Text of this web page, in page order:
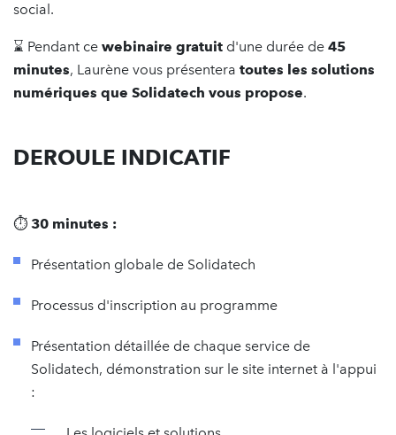
social.
⌛️ Pendant ce webinaire gratuit d'une durée de 45
minutes, Laurène vous présentera toutes les solutions
numériques que Solidatech vous propose.
DEROULE INDICATIF
⏱ 30 minutes :
Présentation globale de Solidatech
Processus d'inscription au programme
Présentation détaillée de chaque service de
Solidatech, démonstration sur le site internet à l'appui
: